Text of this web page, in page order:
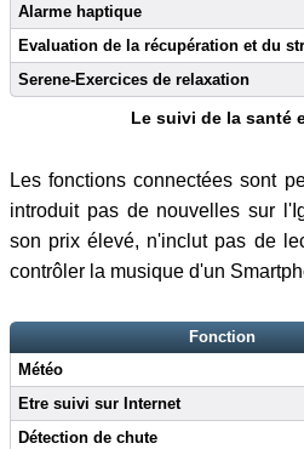
Alarme haptique
Evaluation de la récupération et du
Serene-Exercices de relaxation
Le suivi de la santé
Les fonctions connectées sont
introduit pas de nouvelles sur
son prix élevé, n'inclut pas de
contrôler la musique d'un
Fonction
Météo
Etre suivi sur Internet
Détection de chute